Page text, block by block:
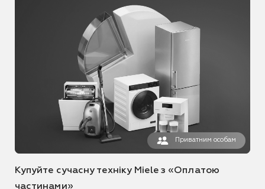
Приватним особам
Купуйте сучасну техніку Miele з «Оплатою
частинами»